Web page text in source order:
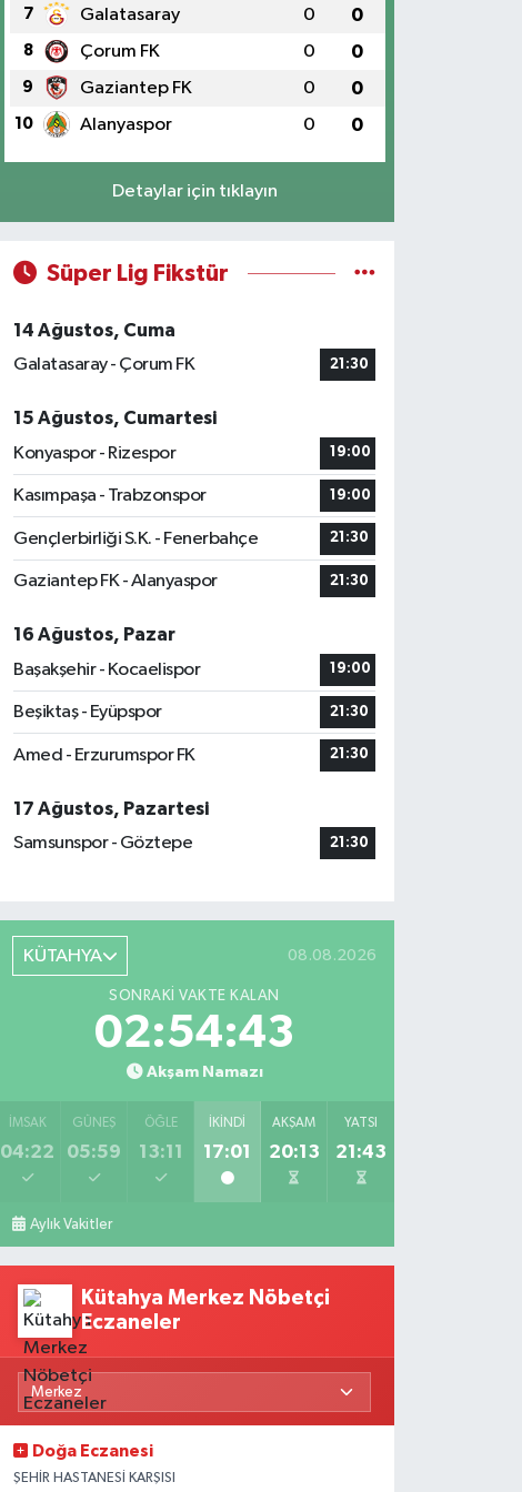
7 Galatasaray 0 0
8 Çorum FK 0 0
9 Gaziantep FK 0 0
10 Alanyaspor 0 0
Detaylar için tıklayın
Süper Lig Fikstür
14 Ağustos, Cuma
Galatasaray - Çorum FK
21:30
15 Ağustos, Cumartesi
Konyaspor - Rizespor
19:00
Kasımpaşa - Trabzonspor 19:00
Gençlerbirliği S.K. - Fenerbahçe 21:30
Gaziantep FK - Alanyaspor 21:30
16 Ağustos, Pazar
Başakşehir - Kocaelispor
19:00
Beşiktaş - Eyüpspor 21:30
Amed - Erzurumspor FK 21:30
17 Ağustos, Pazartesi
Samsunspor - Göztepe
21:30
KÜTAHYA 08.08.2026
SONRAKI VAKTE KALAN
02:54:42
Akşam Namazı
İMSAK
04:22
GÜNEŞ
05:59
ÖĞLE
13:11
İKINDI
17:01
AKŞAM
20:13
YATSI
21:43
Aylık Vakitler
Kütahya Merkez Nöbetçi
Eczaneler
Doğa Eczanesi
ŞEHİR HASTANESİ KARŞISI